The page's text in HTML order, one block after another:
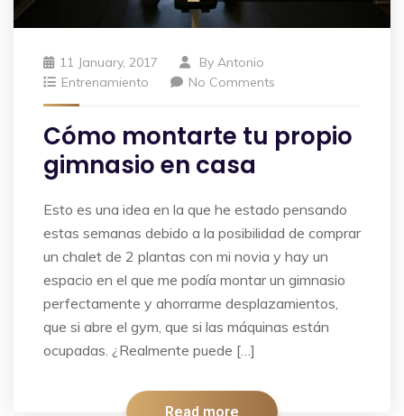
11 January, 2017 By Antonio
Entrenamiento
No Comments
Cómo montarte tu propio
gimnasio en casa
Esto es una idea en la que he estado pensando
estas semanas debido a la posibilidad de comprar
un chalet de 2 plantas con mi novia y hay un
espacio en el que me podía montar un gimnasio
perfectamente y ahorrarme desplazamientos,
que si abre el gym, que si las máquinas están
ocupadas. ¿Realmente puede […]